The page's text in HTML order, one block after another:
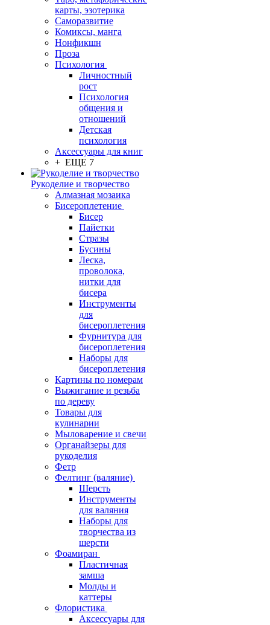
карты, эзотерика
Саморазвитие
Комиксы, манга
Нонфикшн
Проза
Психология
Личностный
рост
Психология
общения и
отношений
Детская
психология
Аксессуары для книг
+ ЕЩЕ 7
Рукоделие и творчество
Алмазная мозаика
Бисероплетение
Бисер
Пайетки
Стразы
Бусины
Леска,
проволока,
нитки для
бисера
Инструменты
для
бисероплетения
Фурнитура для
бисероплетения
Наборы для
бисероплетения
Картины по номерам
Выжигание и резьба
по дереву
Товары для
кулинарии
Мыловарение и свечи
Органайзеры для
рукоделия
Фетр
Фелтинг (валяние)
Шерсть
Инструменты
для валяния
Наборы для
творчества из
шерсти
Фоамиран
Пластичная
замша
Молды и
каттеры
Флористика
Аксессуары для